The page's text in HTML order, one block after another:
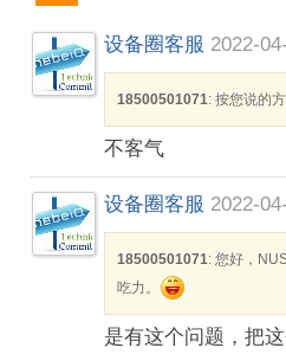
设备圈客服 2022-
18500501071: 按您说的
不客气
设备圈客服 2022-
18500501071: 您好，
吃力。
是有这个问题，把